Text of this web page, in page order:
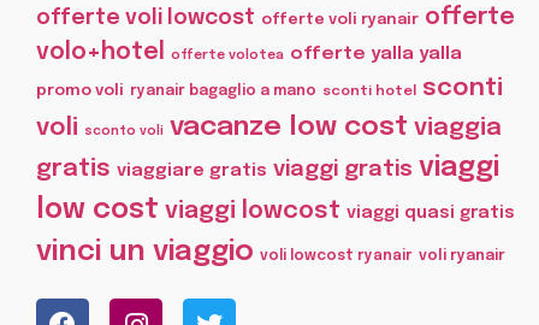
offerte voli lowcost offerte voli ryanair offerte
volo+hotel offerte volotea offerte yalla yalla
promo voli ryanair bagaglio a mano sconti hotel
sconti
voli
sconto voli vacanze low cost viaggia
gratis viaggiare gratis viaggi gratis viaggi
low cost viaggi lowcost viaggi quasi gratis
vinci un viaggio voli lowcost ryanair voli ryanair